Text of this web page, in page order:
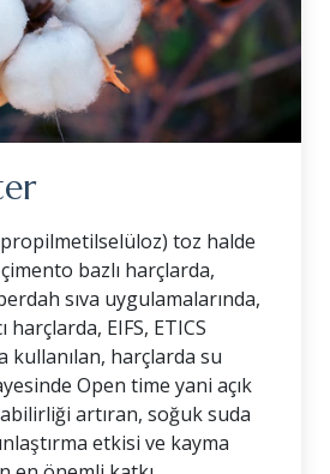
toz halde
bazlı harçlarda,
sıva uygulamalarında,
harçlarda, EIFS, ETICS
kullanılan, harçlarda su
Open time yani açık
artıran, soğuk suda
etkisi ve kayma